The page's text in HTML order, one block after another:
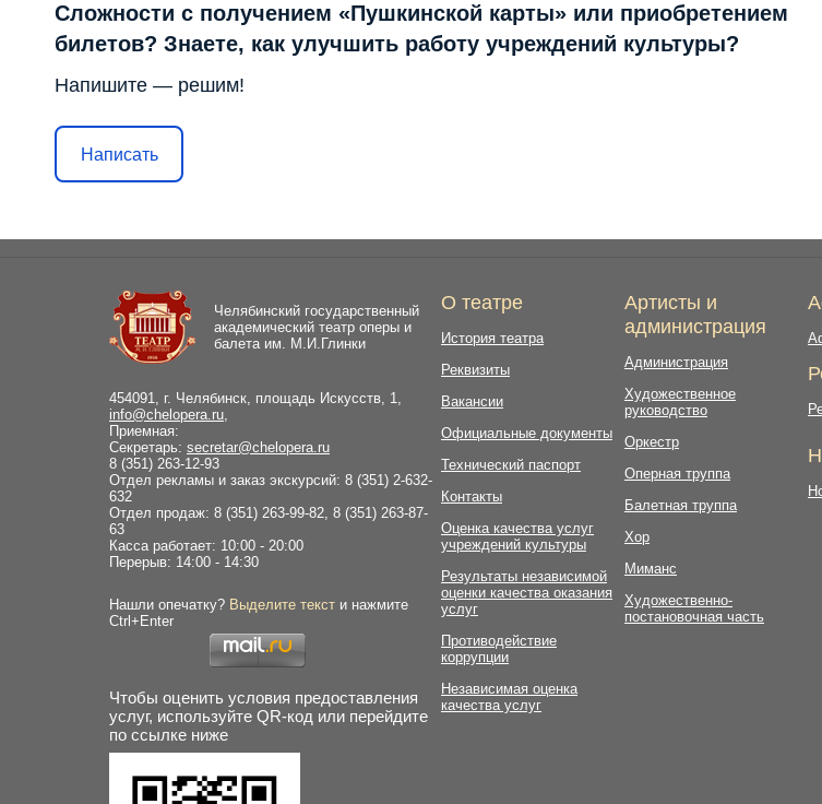
Сложности с получением «Пушкинской карты» или приобретением
билетов? Знаете, как улучшить работу учреждений культуры?
Напишите — решим!
Написать
Челябинский государственный
академический театр оперы и
балета им. М.И.Глинки
454091, г. Челябинск, площадь Искусств, 1,
info@chelopera.ru,
Приемная:
Секретарь: secretar@chelopera.ru
8 (351) 263-12-93
Отдел рекламы и заказ экскурсий: 8 (351) 2-632-
632
Отдел продаж: 8 (351) 263-99-82, 8 (351) 263-87-
63
Касса работает: 10:00 - 20:00
Перерыв: 14:00 - 14:30
Нашли опечатку? Выделите текст и нажмите
Ctrl+Enter
Чтобы оценить условия предоставления
услуг, используйте QR-код или перейдите
по ссылке ниже
О театре
История театра
Реквизиты
Вакансии
Официальные документы
Технический паспорт
Контакты
Оценка качества услуг
учреждений культуры
Результаты независимой
оценки качества оказания
услуг
Противодействие
коррупции
Независимая оценка
качества услуг
Артисты и
администрация
Администрация
Художественное
руководство
Оркестр
Оперная труппа
Балетная труппа
Хор
Миманс
Художественно-
постановочная часть